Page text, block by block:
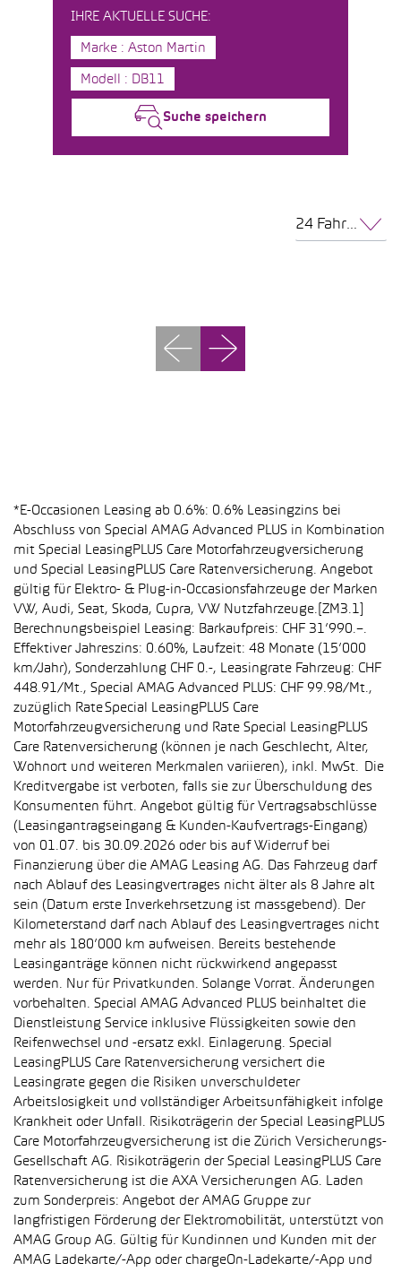
IHRE AKTUELLE SUCHE:
Marke : Aston Martin
Modell : DB11
Suche speichern
24 Fahrzeuge pro Seite
*E-Occasionen Leasing ab 0.6%: 0.6% Leasingzins bei
Abschluss von Special AMAG Advanced PLUS in Kombination
mit Special LeasingPLUS Care Motorfahrzeugversicherung
und Special LeasingPLUS Care Ratenversicherung. Angebot
gültig für Elektro- & Plug-in-Occasionsfahrzeuge der Marken
VW, Audi, Seat, Skoda, Cupra, VW Nutzfahrzeuge.[ZM3.1]
Berechnungsbeispiel Leasing: Barkaufpreis: CHF 31’990.–.
Effektiver Jahreszins: 0.60%, Laufzeit: 48 Monate (15’000
km/Jahr), Sonderzahlung CHF 0.-, Leasingrate Fahrzeug: CHF
448.91/Mt., Special AMAG Advanced PLUS: CHF 99.98/Mt.,
zuzüglich Rate Special LeasingPLUS Care
Motorfahrzeugversicherung und Rate Special LeasingPLUS
Care Ratenversicherung (können je nach Geschlecht, Alter,
Wohnort und weiteren Merkmalen variieren), inkl. MwSt. Die
Kreditvergabe ist verboten, falls sie zur Überschuldung des
Konsumenten führt. Angebot gültig für Vertragsabschlüsse
(Leasingantragseingang & Kunden-Kaufvertrags-Eingang)
von 01.07. bis 30.09.2026 oder bis auf Widerruf bei
Finanzierung über die AMAG Leasing AG. Das Fahrzeug darf
nach Ablauf des Leasingvertrages nicht älter als 8 Jahre alt
sein (Datum erste Inverkehrsetzung ist massgebend). Der
Kilometerstand darf nach Ablauf des Leasingvertrages nicht
mehr als 180’000 km aufweisen. Bereits bestehende
Leasinganträge können nicht rückwirkend angepasst
werden. Nur für Privatkunden. Solange Vorrat. Änderungen
vorbehalten. Special AMAG Advanced PLUS beinhaltet die
Dienstleistung Service inklusive Flüssigkeiten sowie den
Reifenwechsel und -ersatz exkl. Einlagerung. Special
LeasingPLUS Care Ratenversicherung versichert die
Leasingrate gegen die Risiken unverschuldeter
Arbeitslosigkeit und vollständiger Arbeitsunfähigkeit infolge
Krankheit oder Unfall. Risikoträgerin der Special LeasingPLUS
Care Motorfahrzeugversicherung ist die Zürich Versicherungs-
Gesellschaft AG. Risikoträgerin der Special LeasingPLUS Care
Ratenversicherung ist die AXA Versicherungen AG. Laden
zum Sonderpreis: Angebot der AMAG Gruppe zur
langfristigen Förderung der Elektromobilität, unterstützt von
AMAG Group AG. Gültig für Kundinnen und Kunden mit der
AMAG Ladekarte/-App oder chargeOn-Ladekarte/-App und